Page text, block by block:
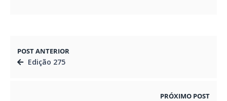
POST ANTERIOR
Edição 275
PRÓXIMO POST